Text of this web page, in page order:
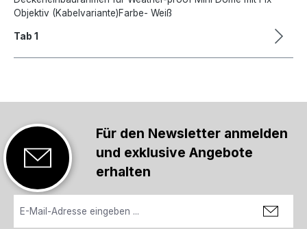
Objektiv (Kabelvariante)Farbe- Weiß
Tab 1
Für den Newsletter anmelden
und exklusive Angebote
erhalten